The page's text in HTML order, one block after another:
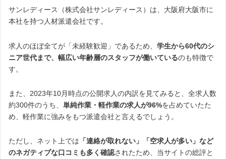
サンレディース（株式会社サンレディース）は、大阪府大阪市に
本社を持つ人材派遣会社です。
求人のほぼ全てが「未経験歓迎」であるため、 学生から60代のシ
ニア世代まで、幅広い年齢層のスタッフが働いているのも特徴で
す。
また、2023年10月時点の公開求人の内訳を見てみると、全求人数
約300件のうち、 単純作業・軽作業の求人が96%を占めていたた
め、軽作業に強みをもつ派遣会社と言えるでしょう。
ただし、ネット上では 「連絡が取れない」「空求人が多い」など
のネガティブな口コミも多く確認されたため、当サイトの総評と